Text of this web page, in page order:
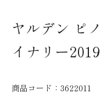
ヤルデン ピ
イナリー2019
商品コード： 3622011